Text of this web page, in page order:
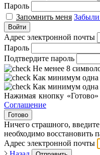
Пароль
Запомнить меня
Войти
Адрес электронной почты
Пароль
Подтвердите пароль
Не менее 8
Как минимум одна
Как минимум
Нажимая кнопку
Соглашение
Готово
Ничего страшного,
необходимо восстановить
Адрес электронной почты